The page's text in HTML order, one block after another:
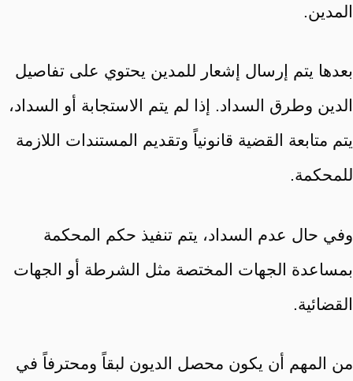
المدين.
بعدها يتم إرسال إشعار للمدين يحتوي على تفاصيل
الدين وطرق السداد. إذا لم يتم الاستجابة أو السداد،
يتم متابعة القضية قانونياً وتقديم المستندات اللازمة
للمحكمة.
وفي حال عدم السداد، يتم تنفيذ حكم المحكمة
بمساعدة الجهات المختصة مثل الشرطة أو الجهات
القضائية.
من المهم أن يكون محصل الديون لبقاً ومحترفاً في